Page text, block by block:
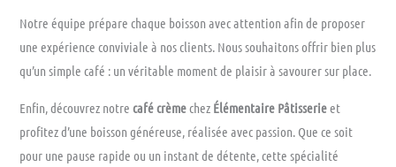
Notre équipe prépare chaque boisson avec attention afin de proposer
une expérience conviviale à nos clients. Nous souhaitons offrir bien plus
qu’un simple café : un véritable moment de plaisir à savourer sur place.
Enfin, découvrez notrecafé crèmechez Élémentaire Pâtisserieet
profitez d’une boisson généreuse, réalisée avec passion. Que ce soit
pour une pause rapide ou un instant de détente, cette spécialité